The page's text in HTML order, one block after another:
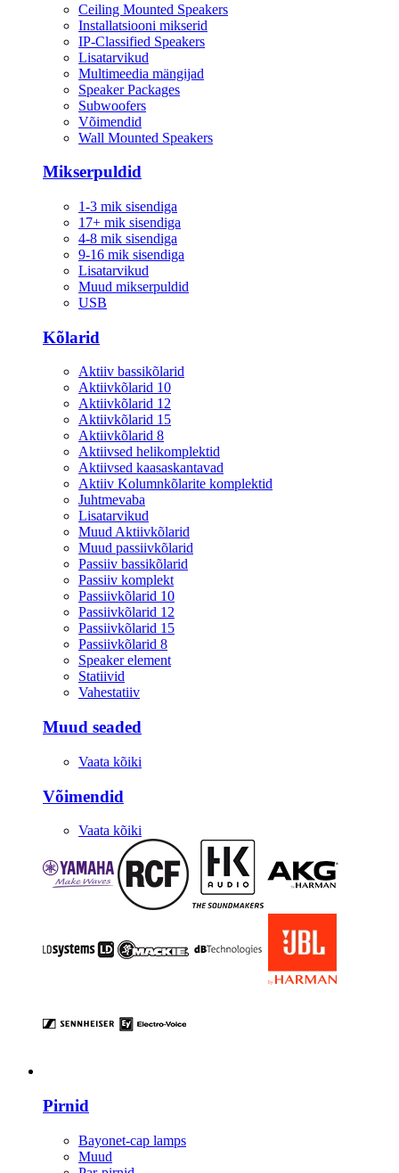
Ceiling Mounted Speakers
Installatsiooni mikserid
IP-Classified Speakers
Lisatarvikud
Multimeedia mängijad
Speaker Packages
Subwoofers
Võimendid
Wall Mounted Speakers
Mikserpuldid
1-3 mik sisendiga
17+ mik sisendiga
4-8 mik sisendiga
9-16 mik sisendiga
Lisatarvikud
Muud mikserpuldid
USB
Kõlarid
Aktiiv bassikõlarid
Aktiivkõlarid 10
Aktiivkõlarid 12
Aktiivkõlarid 15
Aktiivkõlarid 8
Aktiivsed helikomplektid
Aktiivsed kaasaskantavad
Aktiiv Kolumnkõlarite komplektid
Juhtmevaba
Lisatarvikud
Muud Aktiivkõlarid
Muud passiivkõlarid
Passiiv bassikõlarid
Passiiv komplekt
Passiivkõlarid 10
Passiivkõlarid 12
Passiivkõlarid 15
Passiivkõlarid 8
Speaker element
Statiivid
Vahestatiiv
Muud seaded
Vaata kõiki
Võimendid
Vaata kõiki
Pirnid
Bayonet-cap lamps
Muud